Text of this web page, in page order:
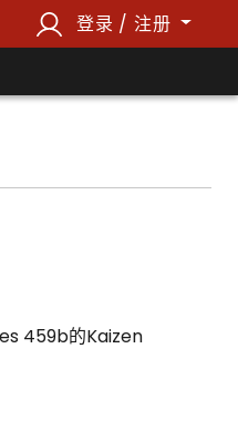
登录 / 注册
459b的Kaizen